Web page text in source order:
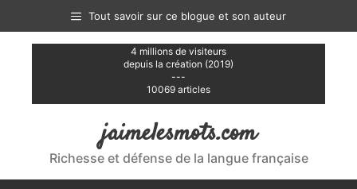
contenu
Tout savoir sur ce blogue et son auteur
4 millions de visiteurs
depuis la création (2019)
---
10069 articles
jaimelesmots.com
Richesse et défense de la langue française